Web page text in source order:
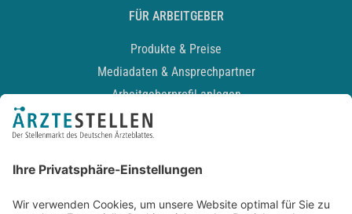
FÜR ARBEITGEBER
Produkte & Preise
Mediadaten & Ansprechpartner
Arbeitgeberprofil anlegen
Recruiting-Podcast
Kontakt